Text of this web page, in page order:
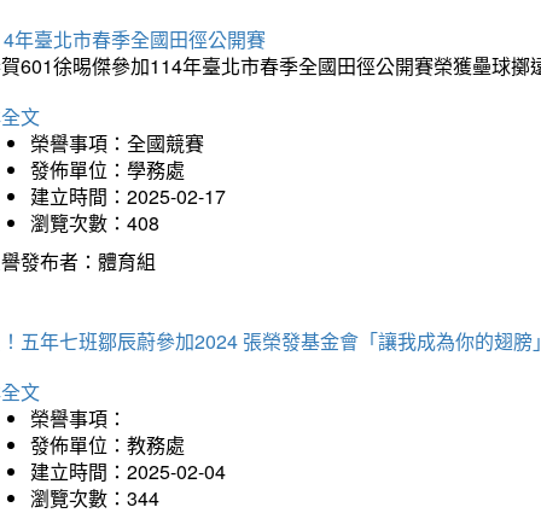
年臺北市春季全國田徑公開賽
601徐晹傑參加114年臺北市春季全國田徑公開賽榮獲壘球擲
文
榮譽事項：全國競賽
發佈單位：學務處
建立時間：2025-02-17
瀏覽次數：408
發布者：體育組
五年七班鄒辰蔚參加2024 張榮發基金會「讓我成為你的翅
文
榮譽事項：
發佈單位：教務處
建立時間：2025-02-04
瀏覽次數：344